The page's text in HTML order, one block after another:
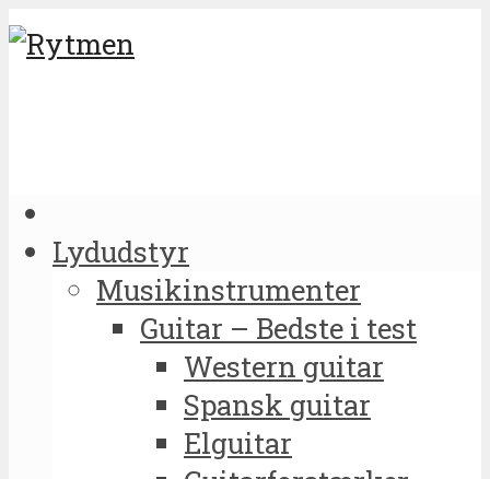
Lydudstyr
Musikinstrumenter
Guitar – Bedste i test
Western guitar
Spansk guitar
Elguitar